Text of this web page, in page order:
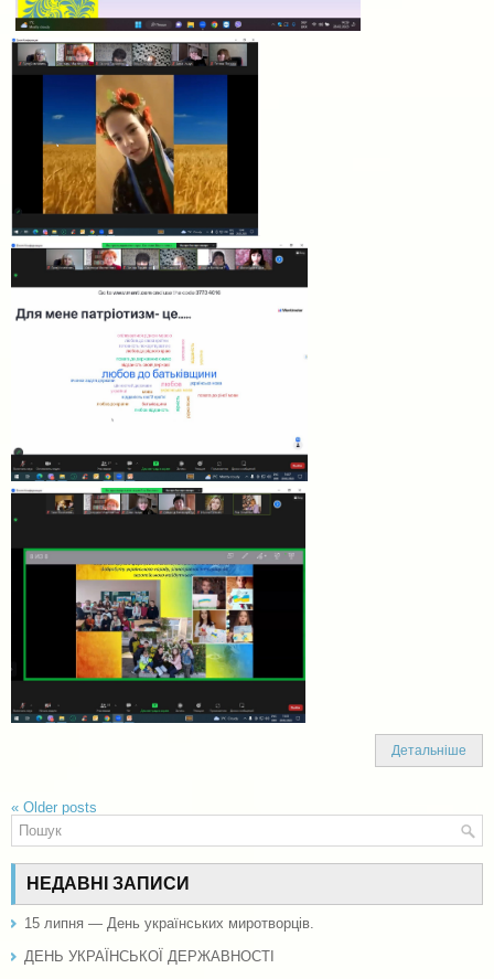
Детальніше
« Older posts
НЕДАВНІ ЗАПИСИ
15 липня — День українських миротворців.
ДЕНЬ УКРАЇНСЬКОЇ ДЕРЖАВНОСТІ